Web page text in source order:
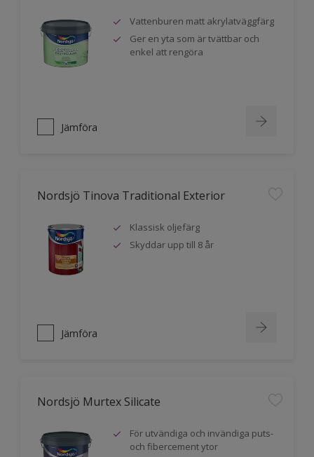
Vattenburen matt akrylatväggfärg
Ger en yta som är tvättbar och
enkel att rengöra
Jämföra
Nordsjö Tinova Traditional Exterior
Klassisk oljefärg
Skyddar upp till 8 år
Jämföra
Nordsjö Murtex Silicate
För utvändiga och invändiga puts-
och fibercement ytor